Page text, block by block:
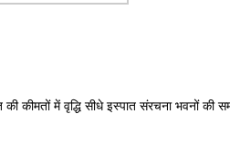
कीमतों में वृद्धि सीधे इस्पात संरचना भवनों की